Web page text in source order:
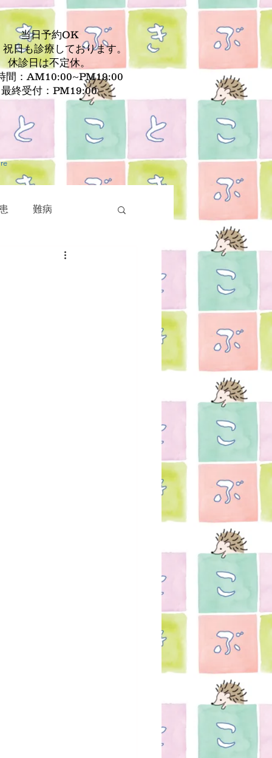
当日予約OK
日も診療しております。
休診日は不定休。
間：AM10:00~PM19:00
最終受付：PM19:00
難病
皮膚疾患